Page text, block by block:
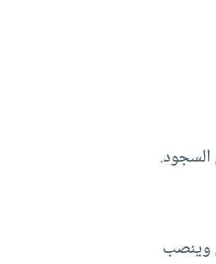
السجود.
وينصب